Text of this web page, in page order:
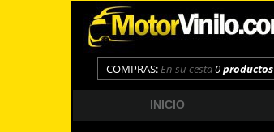
COMPRAS:En su cesta0productos
INICIO